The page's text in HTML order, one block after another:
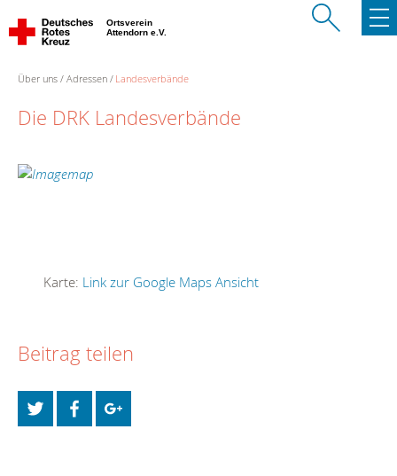
Ortsverein
Attendorn e.V.
Über uns Adressen Landesverbände
Die DRK Landesverbände
Karte: Link zur Google Maps Ansicht
Beitrag teilen